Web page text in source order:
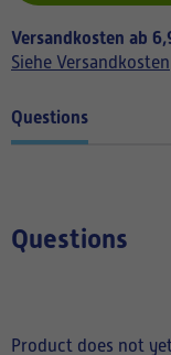
Versandkosten ab
Siehe Versandkosten
Questions
Questions
Product does not